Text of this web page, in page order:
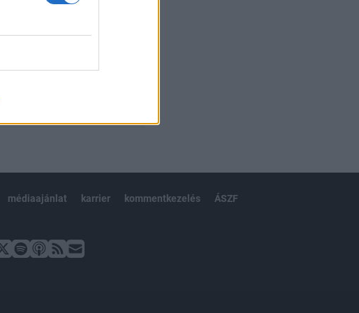
médiaajánlat karrier kommentkezelés ÁSZF